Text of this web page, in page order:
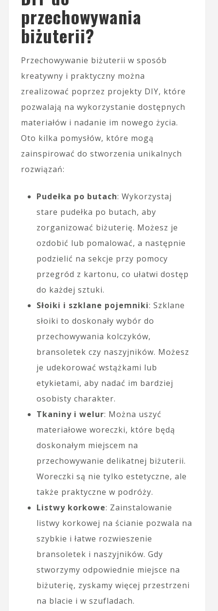
przechowywania
biżuterii?
Przechowywanie biżuterii w sposób
kreatywny i praktyczny można
zrealizować poprzez projekty DIY, które
pozwalają na wykorzystanie dostępnych
materiałów i nadanie im nowego życia.
Oto kilka pomysłów, które mogą
zainspirować do stworzenia unikalnych
rozwiązań:
Pudełka po butach: Wykorzystaj
stare pudełka po butach, aby
zorganizować biżuterię. Możesz je
ozdobić lub pomalować, a następnie
podzielić na sekcje przy pomocy
przegród z kartonu, co ułatwi dostęp
do każdej sztuki.
Słoiki i szklane pojemniki: Szklane
słoiki to doskonały wybór do
przechowywania kolczyków,
bransoletek czy naszyjników. Możesz
je udekorować wstążkami lub
etykietami, aby nadać im bardziej
osobisty charakter.
Tkaniny i welur: Można uszyć
materiałowe woreczki, które będą
doskonałym miejscem na
przechowywanie delikatnej biżuterii.
Woreczki są nie tylko estetyczne, ale
także praktyczne w podróży.
Listwy korkowe: Zainstalowanie
listwy korkowej na ścianie pozwala na
szybkie i łatwe rozwieszenie
bransoletek i naszyjników. Gdy
stworzymy odpowiednie miejsce na
biżuterię, zyskamy więcej przestrzeni
na blacie i w szufladach.